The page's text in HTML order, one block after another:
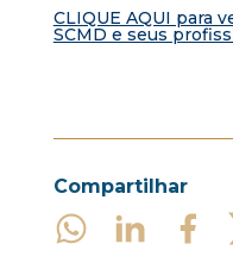
CLIQUE AQUI para
SCMD e seus
Compartilhar